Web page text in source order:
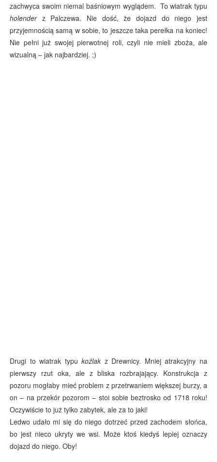
zachwyca swoim niemal baśniowym wyglądem. To wiatrak typu
holenderz Palczewa. Nie dość, że dojazd do niego jest
przyjemnością samą w sobie, to jeszcze taka perełka na koniec!
Nie pełni już swojej pierwotnej roli, czyli nie mieli zboża, ale
wizualną – jak najbardziej. ;)
Drugi to wiatrak typukoźlak z Drewnicy. Mniej atrakcyjny na
pierwszy rzut oka, ale z bliska rozbrajający. Konstrukcja z
pozoru mogłaby mieć problem z przetrwaniem większej burzy, a
on – na przekór pozorom – stoi sobie beztrosko od 1718 roku!
Oczywiście to już tylko zabytek, ale za to jaki!
Ledwo udało mi się do niego dotrzeć przed zachodem słońca,
bo jest nieco ukryty we wsi. Może ktoś kiedyś lepiej oznaczy
dojazd do niego. Oby!